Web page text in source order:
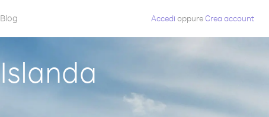
Blog Accedi oppureCrea account